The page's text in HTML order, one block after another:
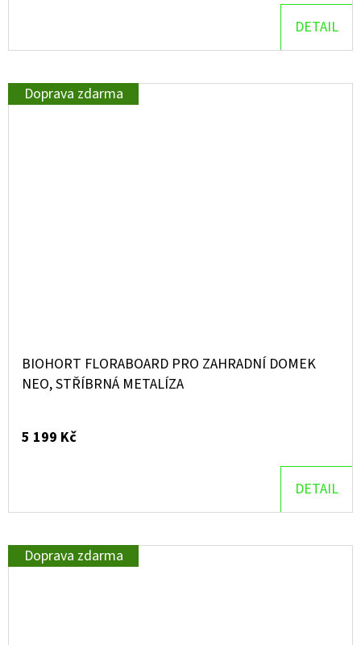
DETAIL
Doprava zdarma
BIOHORT FLORABOARD PRO ZAHRADNÍ DOMEK
NEO, STŘÍBRNÁ METALÍZA
5 199 Kč
DETAIL
Doprava zdarma